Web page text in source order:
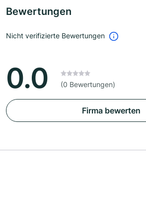
Bewertungen
Nicht verifizierte Bewertungen
0.0 (0 Bewertungen)
Firma bewerten